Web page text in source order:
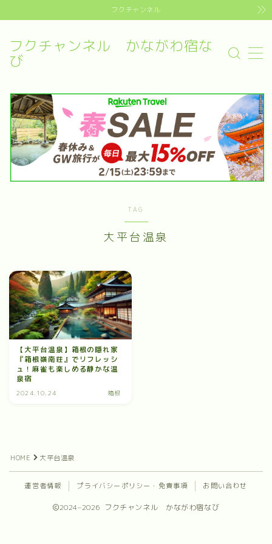
フクチャンネル
フクチャンネル かながわ宿な
び
MENU
Sample Page
プライバシーポリシー・免責事項
利用規約／特定商取引法に基づく表記
有料記事の決済完了ページ
運営者情報
TAG
大平台温泉
【大平台温泉】箱根の隠れ家
『箱根嶺南荘』でリフレッシ
ュ！麻雀も楽しめる静かな温
泉宿
2024.10.24 箱根
HOME 大平台温泉
運営者情報 プライバシーポリシー・免責事項 お問い合わせ
2024–2026 フクチャンネル かながわ宿なび